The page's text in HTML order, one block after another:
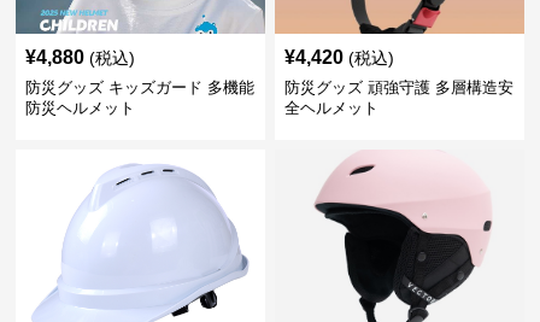
¥4,880 (税込)
防災グッズ キッズガード 多機能
防災ヘルメット
¥4,420 (税込)
防災グッズ 頑強守護 多層構造安
全ヘルメット